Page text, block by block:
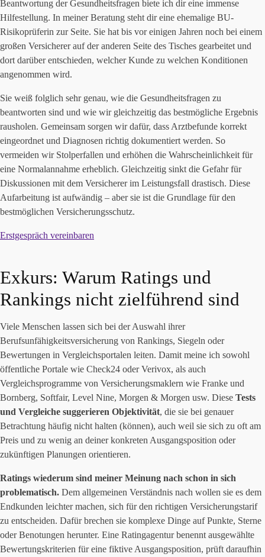
Beantwortung der Gesundheitsfragen biete ich dir eine immense
Hilfestellung. In meiner Beratung steht dir eine ehemalige BU-
Risikoprüferin zur Seite. Sie hat bis vor einigen Jahren noch bei einem
großen Versicherer auf der anderen Seite des Tisches gearbeitet und
dort darüber entschieden, welcher Kunde zu welchen Konditionen
angenommen wird.
Sie weiß folglich sehr genau, wie die Gesundheitsfragen zu
beantworten sind und wie wir gleichzeitig das bestmögliche Ergebnis
rausholen. Gemeinsam sorgen wir dafür, dass Arztbefunde korrekt
eingeordnet und Diagnosen richtig dokumentiert werden. So
vermeiden wir Stolperfallen und erhöhen die Wahrscheinlichkeit für
eine Normalannahme erheblich. Gleichzeitig sinkt die Gefahr für
Diskussionen mit dem Versicherer im Leistungsfall drastisch. Diese
Aufarbeitung ist aufwändig – aber sie ist die Grundlage für den
bestmöglichen Versicherungsschutz.
Erstgespräch vereinbaren
Exkurs: Warum Ratings und
Rankings nicht zielführend sind
Viele Menschen lassen sich bei der Auswahl ihrer
Berufsunfähigkeitsversicherung von Rankings, Siegeln oder
Bewertungen in Vergleichsportalen leiten. Damit meine ich sowohl
öffentliche Portale wie Check24 oder Verivox, als auch
Vergleichsprogramme von Versicherungsmaklern wie Franke und
Bornberg, Softfair, Level Nine, Morgen & Morgen usw. Diese Tests
und Vergleiche suggerieren Objektivität, die sie bei genauer
Betrachtung häufig nicht halten (können), auch weil sie sich zu oft am
Preis und zu wenig an deiner konkreten Ausgangsposition oder
zukünftigen Planungen orientieren.
Ratings wiederum sind meiner Meinung nach schon in sich
problematisch. Dem allgemeinen Verständnis nach wollen sie es dem
Endkunden leichter machen, sich für den richtigen Versicherungstarif
zu entscheiden. Dafür brechen sie komplexe Dinge auf Punkte, Sterne
oder Benotungen herunter. Eine Ratingagentur benennt ausgewählte
Bewertungskriterien für eine fiktive Ausgangsposition, prüft daraufhin